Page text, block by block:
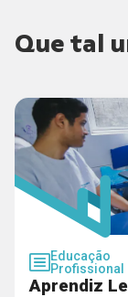
Que tal
Educação
Profissional
Aprendiz